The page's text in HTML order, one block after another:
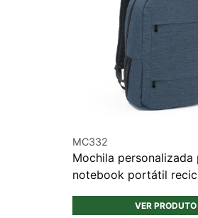
MC332
Mochila personalizada
notebook portátil
VER PRODUTO